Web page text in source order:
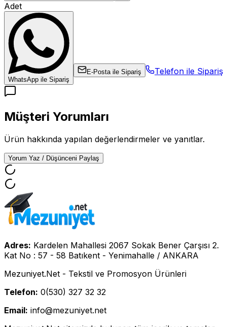
Adet
WhatsApp ile Sipariş
E-Posta ile Sipariş Telefon ile Sipariş
Müşteri Yorumları
Ürün hakkında yapılan değerlendirmeler ve yanıtlar.
Yorum Yaz / Düşünceni Paylaş
Adres: Kardelen Mahallesi 2067 Sokak Bener Çarşısı 2.
Kat No : 57 - 58 Batıkent - Yenimahalle / ANKARA
Mezuniyet.Net - Tekstil ve Promosyon Ürünleri
Telefon: 0(530) 327 32 32
Email: info@mezuniyet.net